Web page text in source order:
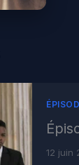
12 juin